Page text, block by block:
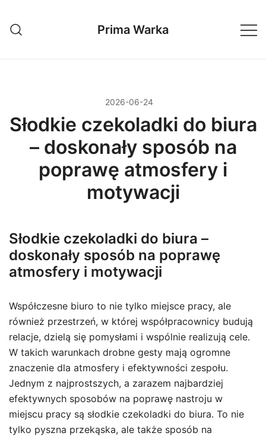
treści
Prima Warka
2026-06-24
Słodkie czekoladki do biura
– doskonały sposób na
poprawę atmosfery i
motywacji
Słodkie czekoladki do biura –
doskonały sposób na poprawę
atmosfery i motywacji
Współczesne biuro to nie tylko miejsce pracy, ale
również przestrzeń, w której współpracownicy budują
relacje, dzielą się pomysłami i wspólnie realizują cele.
W takich warunkach drobne gesty mają ogromne
znaczenie dla atmosfery i efektywności zespołu.
Jednym z najprostszych, a zarazem najbardziej
efektywnych sposobów na poprawę nastroju w
miejscu pracy są słodkie czekoladki do biura. To nie
tylko pyszna przekąska, ale także sposób na